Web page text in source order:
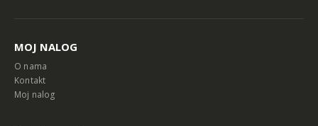
MOJ NALOG
O nama
Kontakt
Moj nalog